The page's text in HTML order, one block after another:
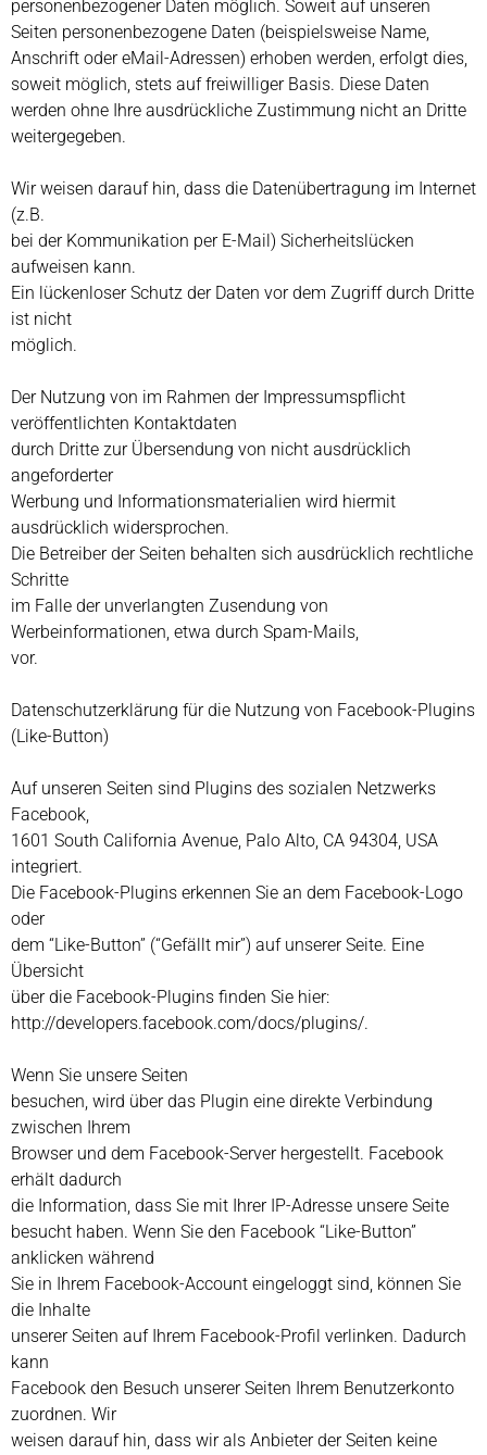
personenbezogener Daten möglich. Soweit auf unseren
Seiten personenbezogene Daten (beispielsweise Name,
Anschrift oder eMail-Adressen) erhoben werden, erfolgt dies,
soweit möglich, stets auf freiwilliger Basis. Diese Daten
werden ohne Ihre ausdrückliche Zustimmung nicht an Dritte
weitergegeben.
Wir weisen darauf hin, dass die Datenübertragung im Internet
(z.B.
bei der Kommunikation per E-Mail) Sicherheitslücken
aufweisen kann.
Ein lückenloser Schutz der Daten vor dem Zugriff durch Dritte
ist nicht
möglich.
Der Nutzung von im Rahmen der Impressumspflicht
veröffentlichten Kontaktdaten
durch Dritte zur Übersendung von nicht ausdrücklich
angeforderter
Werbung und Informationsmaterialien wird hiermit
ausdrücklich widersprochen.
Die Betreiber der Seiten behalten sich ausdrücklich rechtliche
Schritte
im Falle der unverlangten Zusendung von
Werbeinformationen, etwa durch Spam-Mails,
vor.
Datenschutzerklärung für die Nutzung von Facebook-Plugins
(Like-Button)
Auf unseren Seiten sind Plugins des sozialen Netzwerks
Facebook,
1601 South California Avenue, Palo Alto, CA 94304, USA
integriert.
Die Facebook-Plugins erkennen Sie an dem Facebook-Logo
oder
dem “Like-Button” (“Gefällt mir”) auf unserer Seite. Eine
Übersicht
über die Facebook-Plugins finden Sie hier:
http://developers.facebook.com/docs/plugins/.
Wenn Sie unsere Seiten
besuchen, wird über das Plugin eine direkte Verbindung
zwischen Ihrem
Browser und dem Facebook-Server hergestellt. Facebook
erhält dadurch
die Information, dass Sie mit Ihrer IP-Adresse unsere Seite
besucht haben. Wenn Sie den Facebook “Like-Button”
anklicken während
Sie in Ihrem Facebook-Account eingeloggt sind, können Sie
die Inhalte
unserer Seiten auf Ihrem Facebook-Profil verlinken. Dadurch
kann
Facebook den Besuch unserer Seiten Ihrem Benutzerkonto
zuordnen. Wir
weisen darauf hin, dass wir als Anbieter der Seiten keine